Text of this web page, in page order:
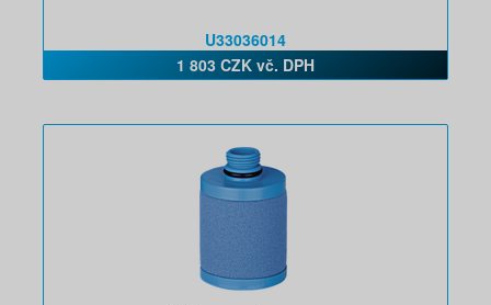
U33036014
1 803 CZK vč. DPH